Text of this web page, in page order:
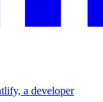
a developer